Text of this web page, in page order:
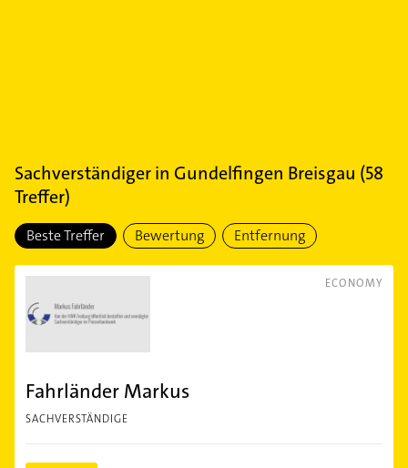
Sachverständigerin Gundelfingen Breisgau (58
Treffer)
Beste Treffer Bewertung Entfernung
ECONOMY
Fahrländer Markus
SACHVERSTÄNDIGE